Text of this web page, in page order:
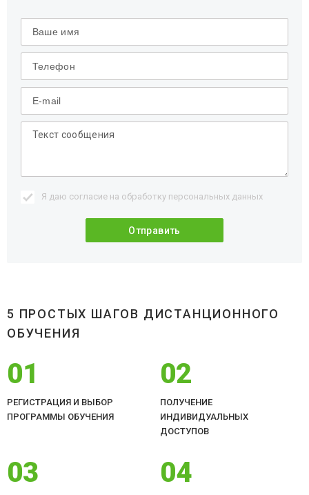
Я даю согласие на обработку персональных данных
5 ПРОСТЫХ ШАГОВ ДИСТАНЦИОННОГО
ОБУЧЕНИЯ
01
РЕГИСТРАЦИЯ И ВЫБОР
ПРОГРАММЫ ОБУЧЕНИЯ
02
ПОЛУЧЕНИЕ
ИНДИВИДУАЛЬНЫХ
ДОСТУПОВ
03 04